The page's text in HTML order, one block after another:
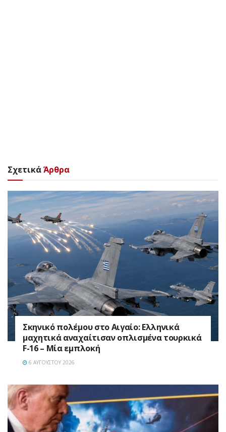
ΣχετικάΆρθρα
Σκηνικό πολέμου στο Αιγαίο: Ελληνικά
μαχητικά αναχαίτισαν οπλισμένα τουρκικά
F-16 – Μία εμπλοκή
6 ΑΥΓΟΎΣΤΟΥ 2026